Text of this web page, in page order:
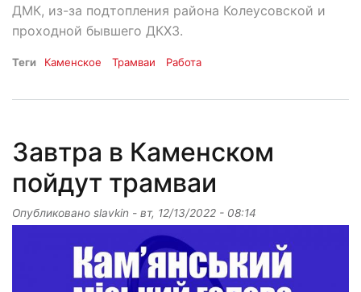
ДМК, из-за подтопления района Колеусовской и
проходной бывшего ДКХЗ.
Теги Каменское Трамваи Работа
Завтра в Каменском
пойдут трамваи
Опубликовано slavkin - вт, 12/13/2022 - 08:14